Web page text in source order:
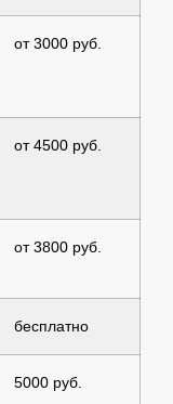
от 3000 руб.
от 4500 руб.
от 3800 руб.
бесплатно
5000 руб.